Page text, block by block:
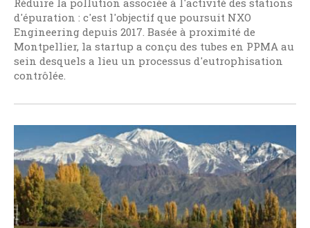
d'épuration : c'est l'objectif que poursuit NXO
Engineering depuis 2017. Basée à proximité de
Montpellier, la startup a conçu des tubes en PPMA au
sein desquels a lieu un processus d'eutrophisation
contrôlée.